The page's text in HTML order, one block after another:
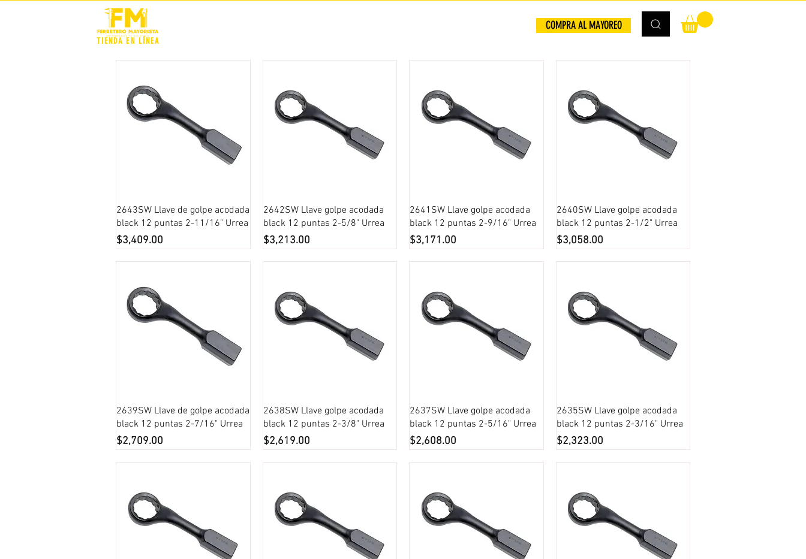
TIENDA EN LÍNEA
COMPRA AL MAYOREO
Vista rápida
2643SW Llave de golpe acodada
black 12 puntas 2-11/16" Urrea
Precio
$3,409.00
Vista rápida
2642SW Llave golpe acodada
black 12 puntas 2-5/8" Urrea
Precio
$3,213.00
Vista rápida
2641SW Llave golpe acodada
black 12 puntas 2-9/16" Urrea
Precio
$3,171.00
Vista rápida
2640SW Llave golpe acodada
black 12 puntas 2-1/2" Urrea
Precio
$3,058.00
Vista rápida
2639SW Llave de golpe acodada
black 12 puntas 2-7/16" Urrea
Precio
$2,709.00
Vista rápida
2638SW Llave golpe acodada
black 12 puntas 2-3/8" Urrea
Precio
$2,619.00
Vista rápida
2637SW Llave golpe acodada
black 12 puntas 2-5/16" Urrea
Precio
$2,608.00
Vista rápida
2635SW Llave golpe acodada
black 12 puntas 2-3/16" Urrea
Precio
$2,323.00